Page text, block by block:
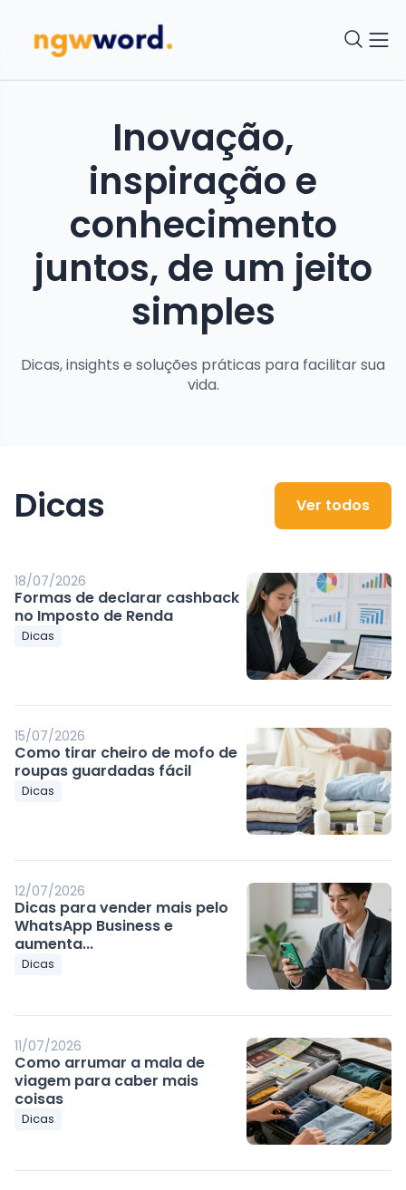
Inovação,
inspiração e
conhecimento
juntos, de um jeito
simples
Dicas, insights e soluções práticas para facilitar sua
vida.
Dicas Ver todos
18/07/2026
Formas de declarar cashback
no Imposto de Renda
Dicas
15/07/2026
Como tirar cheiro de mofo de
roupas guardadas fácil
Dicas
12/07/2026
Dicas para vender mais pelo
WhatsApp Business e
aumenta...
Dicas
11/07/2026
Como arrumar a mala de
viagem para caber mais
coisas
Dicas